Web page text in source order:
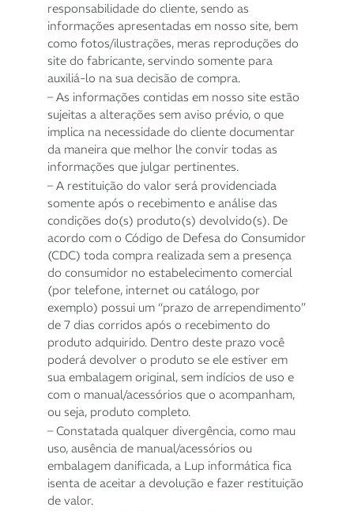
responsabilidade do cliente, sendo as
informações apresentadas em nosso site, bem
como fotos/ilustrações, meras reproduções do
site do fabricante, servindo somente para
auxiliá-lo na sua decisão de compra.
– As informações contidas em nosso site estão
sujeitas a alterações sem aviso prévio, o que
implica na necessidade do cliente documentar
da maneira que melhor lhe convir todas as
informações que julgar pertinentes.
– A restituição do valor será providenciada
somente após o recebimento e análise das
condições do(s) produto(s) devolvido(s). De
acordo com o Código de Defesa do Consumidor
(CDC) toda compra realizada sem a presença
do consumidor no estabelecimento comercial
(por telefone, internet ou catálogo, por
exemplo) possui um “prazo de arrependimento”
de 7 dias corridos após o recebimento do
produto adquirido. Dentro deste prazo você
poderá devolver o produto se ele estiver em
sua embalagem original, sem indícios de uso e
com o manual/acessórios que o acompanham,
ou seja, produto completo.
– Constatada qualquer divergência, como mau
uso, ausência de manual/acessórios ou
embalagem danificada, a Lup informática fica
isenta de aceitar a devolução e fazer restituição
de valor.